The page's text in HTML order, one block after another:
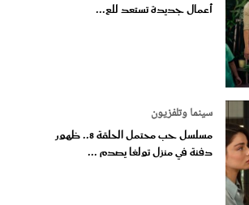
أعمال جديدة تستعد للع...
سينما وتلفزيون
مسلسل حب محتمل الحلقة 8.. ظهور
دفنة في منزل تولغا يصدم ...